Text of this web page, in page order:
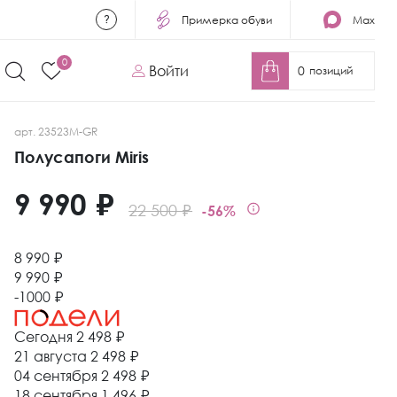
Примерка обуви Max
0
Войти 0 позиций
арт. 23523M-GR
Полусапоги Miris
22 500 ₽ -56%
9 990 ₽
8 990 ₽
9 990 ₽
-1000 ₽
Сегодня 2 498 ₽
21 августа 2 498 ₽
04 сентября 2 498 ₽